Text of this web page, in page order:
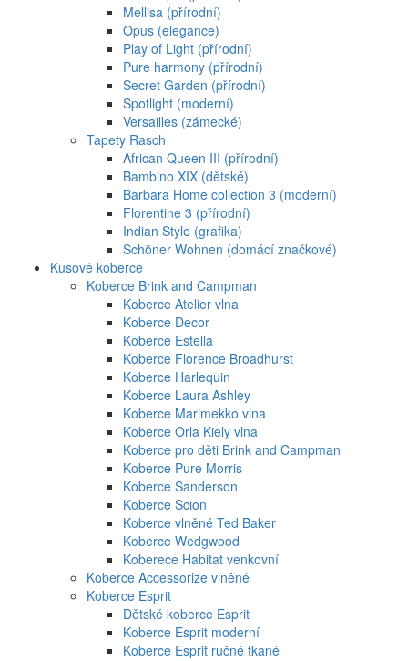
Mellisa (přírodní)
Opus (elegance)
Play of Light (přírodní)
Pure harmony (přírodní)
Secret Garden (přírodní)
Spotlight (moderní)
Versailles (zámecké)
Tapety Rasch
African Queen III (přírodní)
Bambino XIX (dětské)
Barbara Home collection 3 (moderní)
Florentine 3 (přírodní)
Indian Style (grafika)
Schöner Wohnen (domácí značkové)
Kusové koberce
Koberce Brink and Campman
Koberce Atelier vlna
Koberce Decor
Koberce Estella
Koberce Florence Broadhurst
Koberce Harlequin
Koberce Laura Ashley
Koberce Marimekko vlna
Koberce Orla Kiely vlna
Koberce pro děti Brink and Campman
Koberce Pure Morris
Koberce Sanderson
Koberce Scion
Koberce vlněné Ted Baker
Koberce Wedgwood
Koberece Habitat venkovní
Koberce Accessorize vlněné
Koberce Esprit
Dětské koberce Esprit
Koberce Esprit moderní
Koberce Esprit ručně tkané